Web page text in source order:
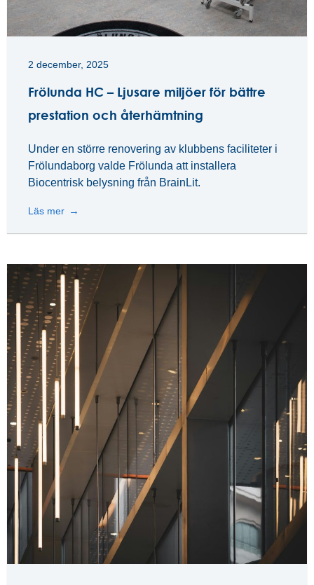
2 december, 2025
Frölunda HC – Ljusare miljöer för bättre
prestation och återhämtning
Under en större renovering av klubbens faciliteter i
Frölundaborg valde Frölunda att installera
Biocentrisk belysning från BrainLit.
Läs mer